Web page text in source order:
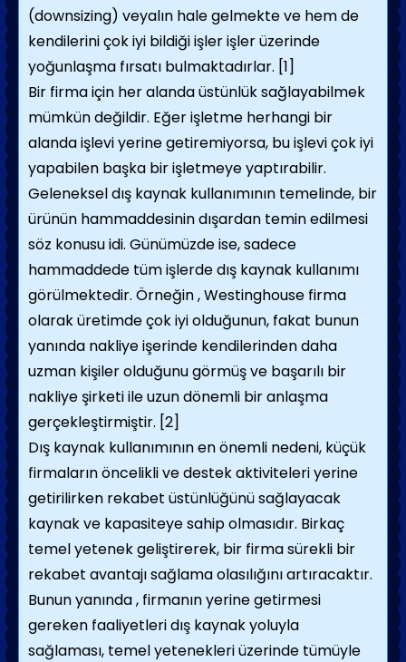
(downsizing) veyalın hale gelmekte ve hem de
kendilerini çok iyi bildiği işler işler üzerinde
yoğunlaşma fırsatı bulmaktadırlar. [1]
Bir firma için her alanda üstünlük sağlayabilmek
mümkün değildir. Eğer işletme herhangi bir
alanda işlevi yerine getiremiyorsa, bu işlevi çok iyi
yapabilen başka bir işletmeye yaptırabilir.
Geleneksel dış kaynak kullanımının temelinde, bir
ürünün hammaddesinin dışardan temin edilmesi
söz konusu idi. Günümüzde ise, sadece
hammaddede tüm işlerde dış kaynak kullanımı
görülmektedir. Örneğin , Westinghouse firma
olarak üretimde çok iyi olduğunun, fakat bunun
yanında nakliye işerinde kendilerinden daha
uzman kişiler olduğunu görmüş ve başarılı bir
nakliye şirketi ile uzun dönemli bir anlaşma
gerçekleştirmiştir. [2]
Dış kaynak kullanımının en önemli nedeni, küçük
firmaların öncelikli ve destek aktiviteleri yerine
getirilirken rekabet üstünlüğünü sağlayacak
kaynak ve kapasiteye sahip olmasıdır. Birkaç
temel yetenek geliştirerek, bir firma sürekli bir
rekabet avantajı sağlama olasılığını artıracaktır.
Bunun yanında , firmanın yerine getirmesi
gereken faaliyetleri dış kaynak yoluyla
sağlaması, temel yetenekleri üzerinde tümüyle